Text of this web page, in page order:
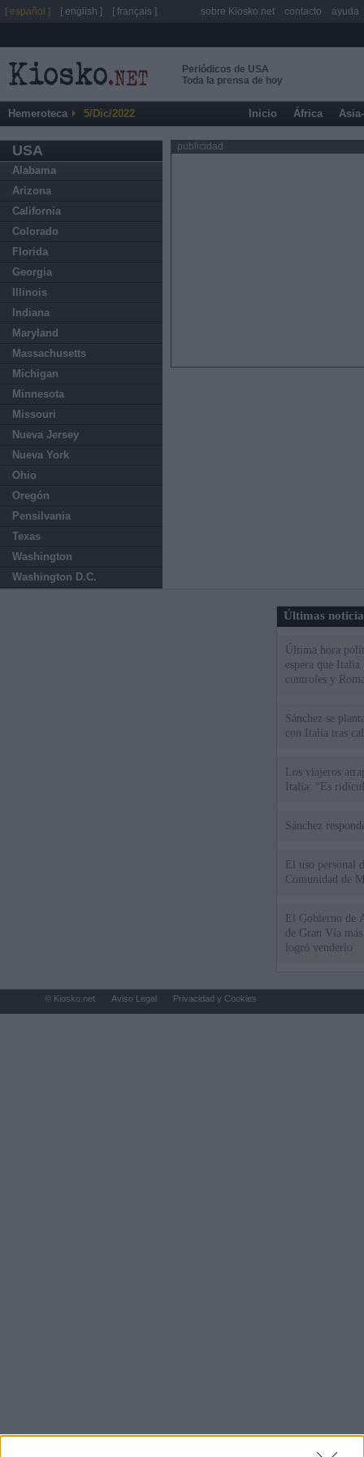
Periódicos de USA
Toda la prensa de hoy
Hemeroteca 5/Dic/2022 Inicio África
USA
Alabama
Arizona
California
Colorado
Florida
Georgia
Illinois
Indiana
Maryland
Massachusetts
Michigan
Minnesota
Missouri
Nueva Jersey
Nueva York
Ohio
Oregón
Pensilvania
Texas
Washington
Washington D.C.
publicidad
Últimas
Última hora
espera que
controles y
Sánchez se
con Italia tras
Los viajeros
Italia: “Es
Sánchez
El uso personal
Comunidad de
El Gobierno de
de Gran Vía
logró venderlo
[ español ] [ english ] [ français ] sobre Kiosko.net contacto ayuda
© Kiosko.net Aviso Legal Privacidad y Cookies